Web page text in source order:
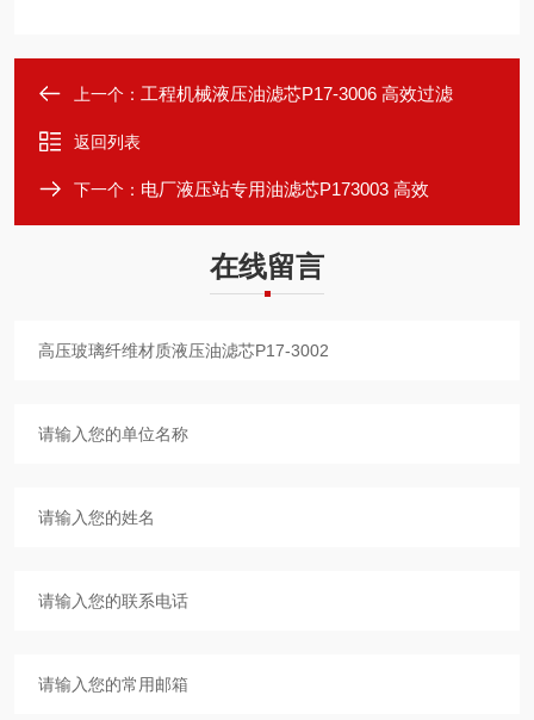
上一个： 工程机械液压油滤芯P17-3006 高效过滤
返回列表
下一个： 电厂液压站专用油滤芯P173003 高效
在线留言